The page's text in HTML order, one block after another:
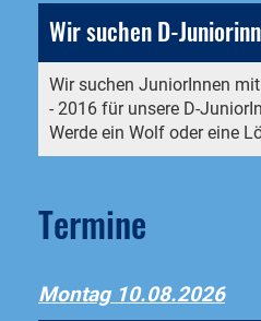
Wir suchen D-
Wir suchen JuniorInnen
- 2016 für unsere D-
Werde ein Wolf oder eine
Termine
Montag 10.08.2026